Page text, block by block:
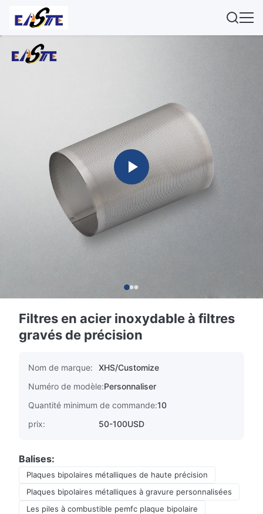
Filtres en acier inoxydable à filtres
gravés de précision
Nom de marque:
XHS/Customize
Numéro de modèle:Personnaliser
Quantité minimum de commande:10
prix:
50-100USD
Balises:
Plaques bipolaires métalliques de haute précision
Plaques bipolaires métalliques à gravure personnalisées
Les piles à combustible pemfc plaque bipolaire